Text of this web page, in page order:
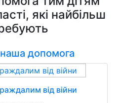
які найбільш
наша допомога
від війни